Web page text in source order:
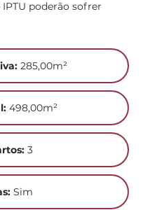
poderão sofrer
285,00m²
498,00m²
3
Sim